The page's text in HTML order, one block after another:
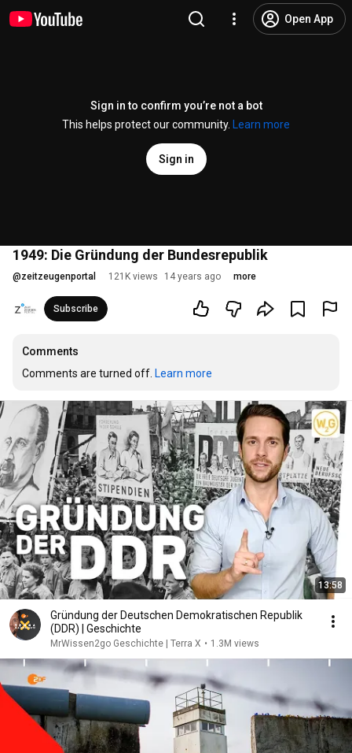
Open App
Sign in to confirm you’re not a bot
This helps protect our community.
Learn more
Sign in
1949: Die Gründung der Bundesrepublik
@zeitzeugenportal 121K views 14 years ago more
Subscribe
Comments
Comments are turned off. Learn more
13:58
Gründung der Deutschen Demokratischen Republik
(DDR) | Geschichte
MrWissen2go Geschichte | Terra X • 1.3M views